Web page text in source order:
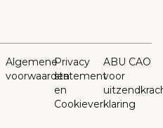
Algemene
voorwaarden
Privacy
statement
en
Cookieverklaring
ABU CAO
voor